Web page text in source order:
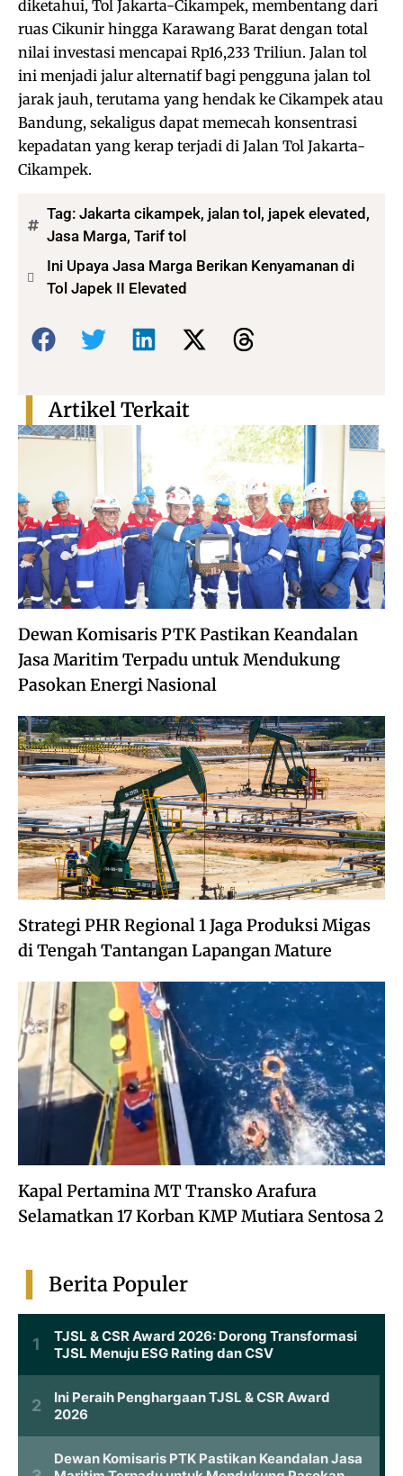
diketahui, Tol Jakarta-Cikampek, membentang dari
ruas Cikunir hingga Karawang Barat dengan total
nilai investasi mencapai Rp16,233 Triliun. Jalan tol
ini menjadi jalur alternatif bagi pengguna jalan tol
jarak jauh, terutama yang hendak ke Cikampek atau
Bandung, sekaligus dapat memecah konsentrasi
kepadatan yang kerap terjadi di Jalan Tol Jakarta-
Cikampek.
Tag: Jakarta cikampek, jalan tol , japek elevated ,
Jasa Marga, Tarif tol
Ini Upaya Jasa Marga Berikan Kenyamanan di
Tol Japek II Elevated
Bagikan:
Dewan Komisaris PTK Pastikan Keandalan
Jasa Maritim Terpadu untuk Mendukung
Pasokan Energi Nasional
Strategi PHR Regional 1 Jaga Produksi Migas
di Tengah Tantangan Lapangan Mature
Kapal Pertamina MT Transko Arafura
Selamatkan 17 Korban KMP Mutiara Sentosa 2
Artikel Terkait
Berita Populer